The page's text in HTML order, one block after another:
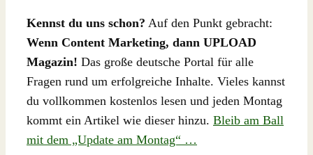
Kennst du uns schon? Auf den Punkt gebracht:
Wenn Content Marketing, dann UPLOAD
Magazin! Das große deutsche Portal für alle
Fragen rund um erfolgreiche Inhalte. Vieles kannst
du vollkommen kostenlos lesen und jeden Montag
kommt ein Artikel wie dieser hinzu. Bleib am Ball
mit dem „Update am Montag“ …